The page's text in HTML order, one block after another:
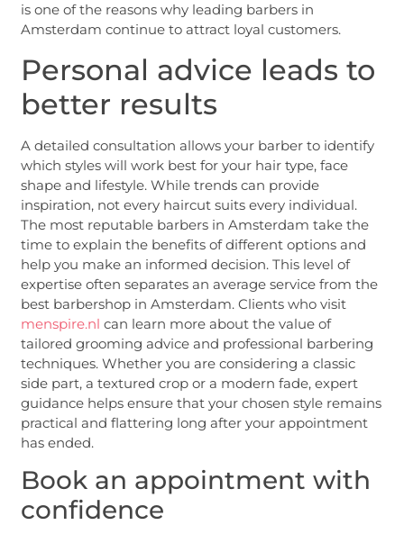
is one of the reasons why leading barbers in
Amsterdam continue to attract loyal customers.
Personal advice leads to
better results
A detailed consultation allows your barber to identify
which styles will work best for your hair type, face
shape and lifestyle. While trends can provide
inspiration, not every haircut suits every individual.
The most reputable barbers in Amsterdam take the
time to explain the benefits of different options and
help you make an informed decision. This level of
expertise often separates an average service from the
best barbershop in Amsterdam. Clients who visit
menspire.nl can learn more about the value of
tailored grooming advice and professional barbering
techniques. Whether you are considering a classic
side part, a textured crop or a modern fade, expert
guidance helps ensure that your chosen style remains
practical and flattering long after your appointment
has ended.
Book an appointment with
confidence